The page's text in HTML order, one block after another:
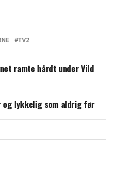
har livet ændret sig,
med
endnu
TV2
ramte hårdt under Vild
og lykkelig som aldrig før